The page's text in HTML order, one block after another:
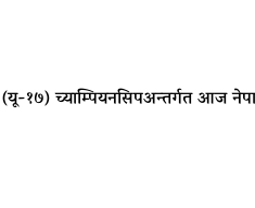
(यू-१७) च्याम्पियनसिपअन्तर्गत